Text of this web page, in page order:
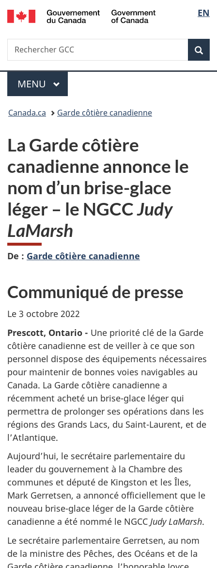
Passer
au
Passer
à
du
Passer
à
simplifiée
de
la
EN
Recherche
Rechercher
GCC
Menu
MENU PRINCIPAL
Vous
ici :
Canada.ca Garde côtière canadienne
La Garde côtière
canadienne annonce le
nom d’un brise-glace
léger – le NGCCJudy
LaMarsh
De : Garde côtière canadienne
Communiqué de presse
Le 3 octobre 2022
Prescott, Ontario - Une priorité clé de la Garde
côtière canadienne est de veiller à ce que son
personnel dispose des équipements nécessaires
pour maintenir de bonnes voies navigables au
Canada. La Garde côtière canadienne a
récemment acheté un brise-glace léger qui
permettra de prolonger ses opérations dans les
régions des Grands Lacs, du Saint-Laurent, et de
l’Atlantique.
Aujourd’hui, le secrétaire parlementaire du
leader du gouvernement à la Chambre des
communes et député de Kingston et les Îles,
Mark Gerretsen, a annoncé officiellement que le
nouveau brise-glace léger de la Garde côtière
canadienne a été nommé le NGCC Judy LaMarsh.
Le secrétaire parlementaire Gerretsen, au nom
de la ministre des Pêches, des Océans et de la